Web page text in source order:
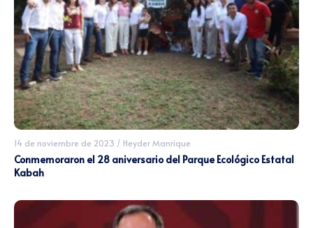
14 de noviembre de 2023 / Heyder Manrique
Conmemoraron el 28 aniversario del Parque Ecológico Estatal
Kabah